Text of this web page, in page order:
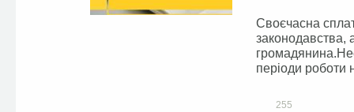
Своєчасна
законодавства,
періоди роботи
255